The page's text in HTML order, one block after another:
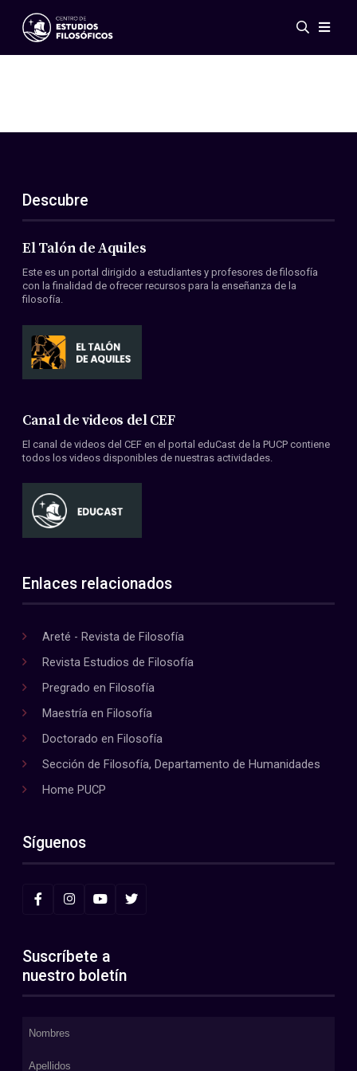
Eventos
ES
EN
Acerca de nosotros
Miembros
Convenios
Descubre
El Talón de Aquiles
Este es un portal dirigido a estudiantes y profesores de filosofía
con la finalidad de ofrecer recursos para la enseñanza de la
filosofía.
Canal de videos del CEF
El canal de videos del CEF en el portal eduCast de la PUCP contiene
todos los videos disponibles de nuestras actividades.
Enlaces relacionados
Areté - Revista de Filosofía
Revista Estudios de Filosofía
Pregrado en Filosofía
Maestría en Filosofía
Doctorado en Filosofía
Sección de Filosofía, Departamento de Humanidades
Home PUCP
Síguenos
Suscríbete a
nuestro boletín